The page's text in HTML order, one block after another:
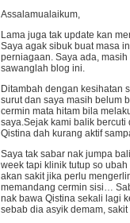
Assalamualaikum,
Lama juga tak update kan
Saya agak sibuk buat masa
perniagaan. Saya ada,
sawanglah blog ini.
Ditambah dengan kesihatan
surut dan saya masih belum
cermin mata hitam bila
saya.Sejak kami balik bercuti
Qistina dah kurang aktif
Saya tak sabar nak jumpa
week tapi klinik tutup so
akan sakit jika perlu
memandang cermin sisi…
nak bawa Qistina sekali lagi
sebab dia asyik demam,